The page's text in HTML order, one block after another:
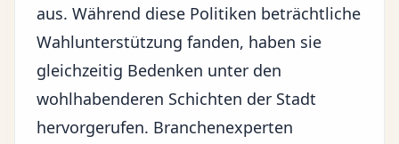
aus. Während diese Politiken beträchtliche
Wahlunterstützung fanden, haben sie
gleichzeitig Bedenken unter den
wohlhabenderen Schichten der Stadt
hervorgerufen. Branchenexperten